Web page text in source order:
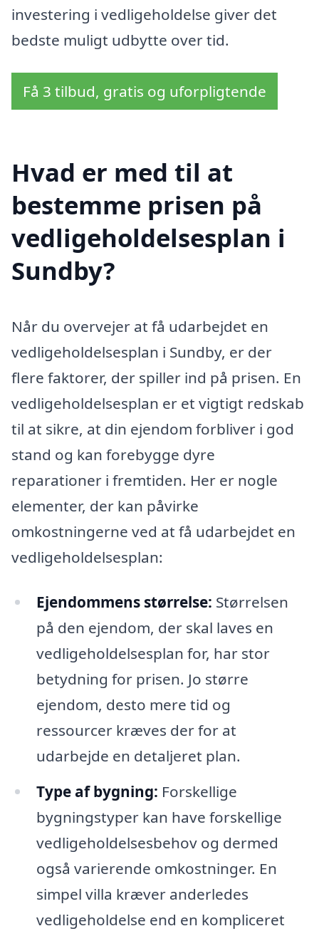
investering i vedligeholdelse giver det
bedste muligt udbytte over tid.
Få 3 tilbud, gratis og uforpligtende
Hvad er med til at
bestemme prisen på
vedligeholdelsesplan i
Sundby?
Når du overvejer at få udarbejdet en
vedligeholdelsesplan i Sundby, er der
flere faktorer, der spiller ind på prisen. En
vedligeholdelsesplan er et vigtigt redskab
til at sikre, at din ejendom forbliver i god
stand og kan forebygge dyre
reparationer i fremtiden. Her er nogle
elementer, der kan påvirke
omkostningerne ved at få udarbejdet en
vedligeholdelsesplan:
Ejendommens størrelse: Størrelsen
på den ejendom, der skal laves en
vedligeholdelsesplan for, har stor
betydning for prisen. Jo større
ejendom, desto mere tid og
ressourcer kræves der for at
udarbejde en detaljeret plan.
Type af bygning: Forskellige
bygningstyper kan have forskellige
vedligeholdelsesbehov og dermed
også varierende omkostninger. En
simpel villa kræver anderledes
vedligeholdelse end en kompliceret